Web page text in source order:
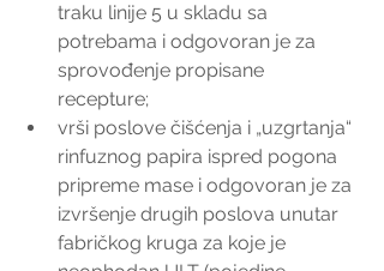
traku linije 5 u skladu sa
potrebama i odgovoran je za
sprovođenje propisane
recepture;
vrši poslove čišćenja i „uzgrtanja“
rinfuznog papira ispred pogona
pripreme mase i odgovoran je za
izvršenje drugih poslova unutar
fabričkog kruga za koje je